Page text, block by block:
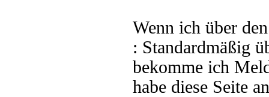
Wenn ich über
: Standardmäßig
bekomme ich
habe diese Seite